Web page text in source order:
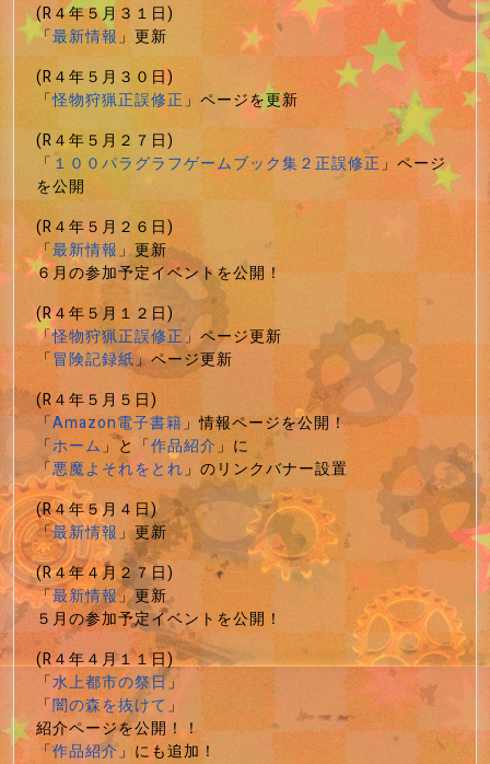
(R４年５月３１日)
「最新情報」更新
(R４年５月３０日)
「怪物狩猟正誤修正」ページを更新
(R４年５月２７日)
「 １００パラグラフゲームブック集２正誤修正」ページ
を公開
(R４年５月２６日)
「最新情報」更新
６月の参加予定イベントを公開！
(R４年５月１２日)
「怪物狩猟正誤修正」ページ更新
「冒険記録紙」ページ更新
(R４年５月５日)
「Amazon電子書籍」情報ページを公開！
「ホーム」と「作品紹介」に
「悪魔よそれをとれ」のリンクバナー設置
(R４年５月４日)
「最新情報」更新
(R４年４月２７日)
「最新情報」更新
５月の参加予定イベントを公開！
(R４年４月１１日)
「水上都市の祭日」
「闇の森を抜けて」
紹介ページを公開！！
「作品紹介」にも追加！